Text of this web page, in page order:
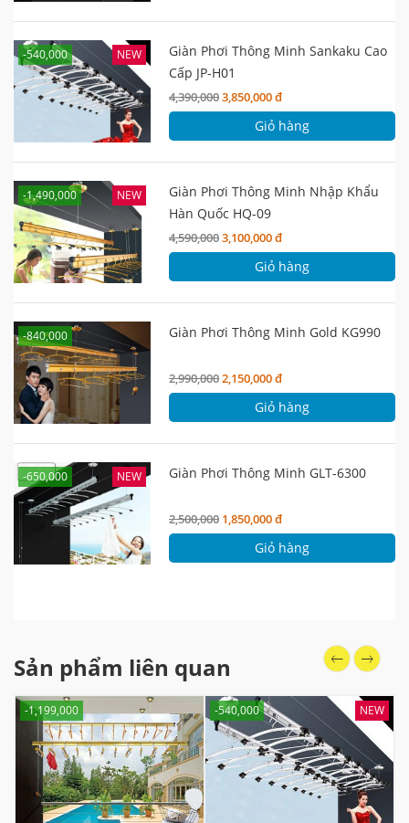
NEW
-540,000
Giàn Phơi Thông Minh Sankaku Cao
Cấp JP-H01
4,390,0003,850,000 đ
Giỏ hàng
NEW
-1,490,000
Giàn Phơi Thông Minh Nhập Khẩu
Hàn Quốc HQ-09
4,590,0003,100,000 đ
Giỏ hàng
-840,000 Giàn Phơi Thông Minh Gold KG990
2,990,0002,150,000 đ
Giỏ hàng
NEW
-650,000 Giàn Phơi Thông Minh GLT-6300
2,500,000 1,850,000 đ
Giỏ hàng
Sản phẩm liên quan
-1,199,000 NEW
-540,000